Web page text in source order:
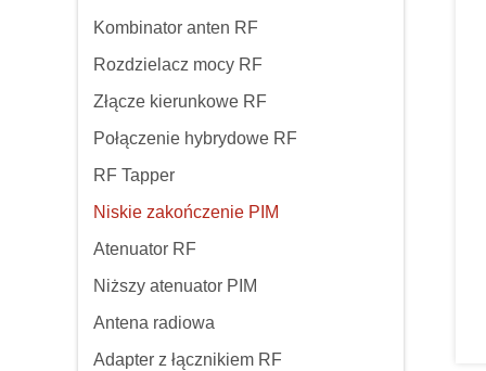
Kombinator anten RF
Rozdzielacz mocy RF
Złącze kierunkowe RF
Połączenie hybrydowe RF
RF Tapper
Niskie zakończenie PIM
Atenuator RF
Niższy atenuator PIM
Antena radiowa
Adapter z łącznikiem RF